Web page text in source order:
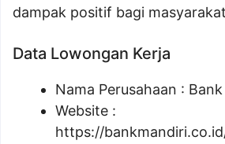
dampak positif bagi
Data Lowongan Kerja
Nama Perusahaan :
Website :
https://